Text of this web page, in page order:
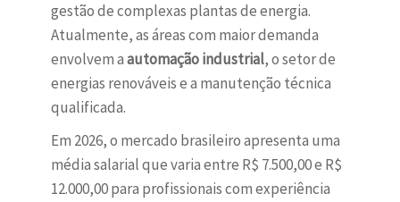
gestão de complexas plantas de energia.
Atualmente, as áreas com maior demanda
envolvem aautomação industrial, o setor de
energias renováveis e a manutenção técnica
qualificada.
Em 2026, o mercado brasileiro apresenta uma
média salarial que varia entre R$ 7.500,00 e R$
12.000,00 para profissionais com experiência